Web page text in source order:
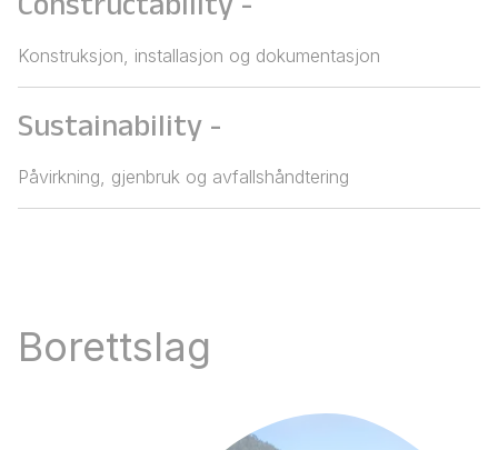
Konstruksjon, installasjon og dokumentasjon
Sustainability -
Påvirkning, gjenbruk og avfallshåndtering
Borettslag